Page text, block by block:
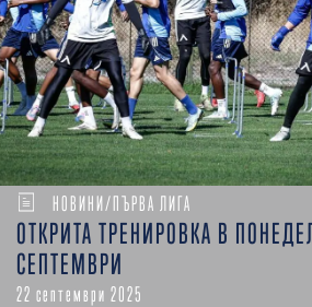
НОВИНИ/ПЪРВА ЛИГА
ОТКРИТА ТРЕНИРОВКА В
СЕПТЕМВРИ
22 септември 2025